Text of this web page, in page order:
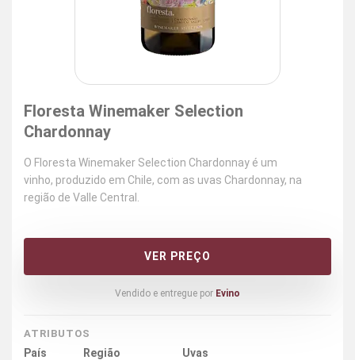
Floresta Winemaker Selection
Chardonnay
O Floresta Winemaker Selection Chardonnay é um
vinho, produzido em Chile, com as uvas Chardonnay, na
região de Valle Central.
VER PREÇO
Vendido e entregue por Evino
ATRIBUTOS
País
Região
Uvas